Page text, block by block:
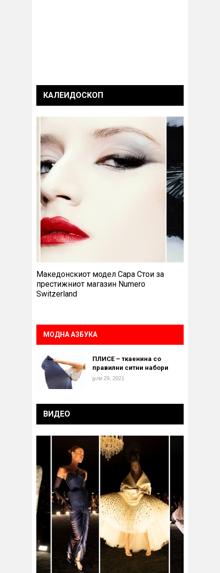
КАЛЕИДОСКОП
Македонскиот модел Сара Стои за
престижниот магазин Numero
Switzerland
МОДНА АЗБУКА
ПЛИСЕ – ткаенина со
правилни ситни набори
јули 29, 2021
ВИДЕО